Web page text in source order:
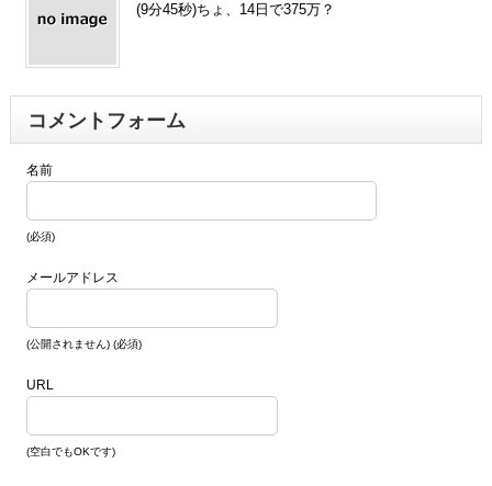
(9分45秒)ちょ、14日で375万？
コメントフォーム
名前
(必須)
メールアドレス
(公開されません) (必須)
URL
(空白でもOKです)